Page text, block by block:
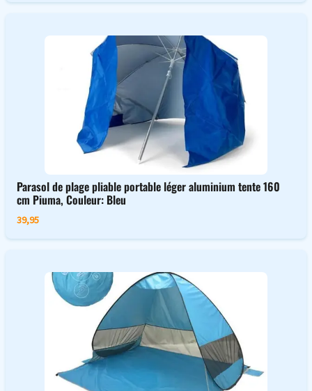
Parasol de plage pliable portable léger aluminium tente 160
cm Piuma, Couleur: Bleu
39,95